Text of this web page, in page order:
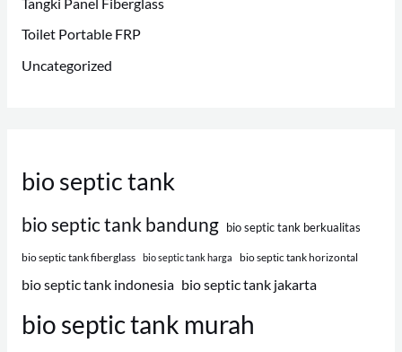
Toilet Portable FRP
Uncategorized
bio septic tank
bio septic tank bandung bio septic tank berkualitas
bio septic tank fiberglass bio septic tank harga bio septic tank horizontal
bio septic tank indonesia bio septic tank jakarta
bio septic tank murah